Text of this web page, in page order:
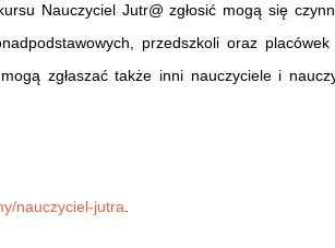
Nauczyciel Jutr@ zgłosić mogą się
przedszkoli oraz
zgłaszać także inni nauczyciele i
nauczyciel-jutra